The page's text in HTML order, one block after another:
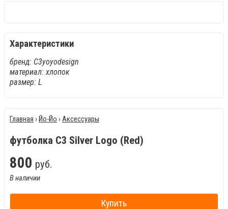
Характеристики
бренд: C3yoyodesign
материал: хлопок
размер: L
Главная ›Йо-Йо › Аксессуары
футболка C3 Silver Logo (Red)
800 руб.
В наличии
Купить